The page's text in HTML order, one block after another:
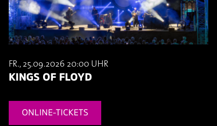
FR., 25.09.2026 20:00 UHR
KINGS OF FLOYD
ONLINE-TICKETS